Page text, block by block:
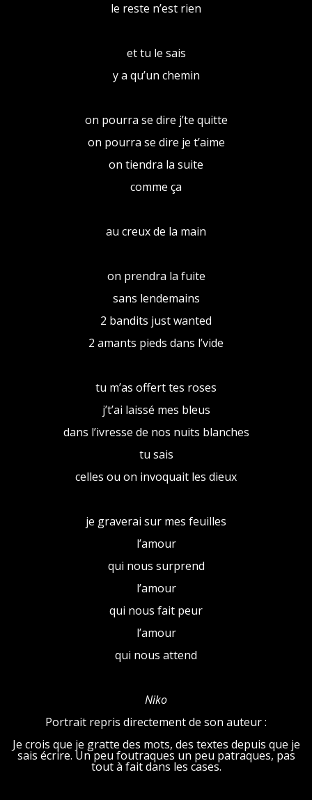
le reste n’est rien
et tu le sais
y a qu’un chemin
on pourra se dire j’te quitte
on pourra se dire je t’aime
on tiendra la suite
comme ça
au creux de la main
on prendra la fuite
sans lendemains
2 bandits just wanted
2 amants pieds dans l’vide
tu m’as offert tes roses
j’t’ai laissé mes bleus
dans l’ivresse de nos nuits blanches
tu sais
celles ou on invoquait les dieux
je graverai sur mes feuilles
l’amour
qui nous surprend
l’amour
qui nous fait peur
l’amour
qui nous attend
Niko
Portrait repris directement de son auteur :
Je crois que je gratte des mots, des textes depuis que je
sais écrire. Un peu foutraques un peu patraques, pas
tout à fait dans les cases.